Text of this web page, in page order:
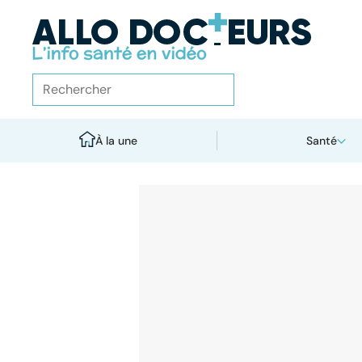
À la une Santé